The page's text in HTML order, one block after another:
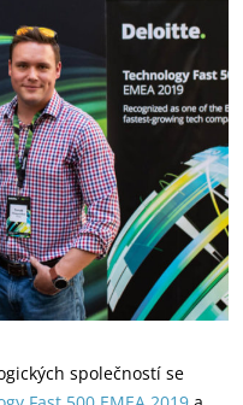
společností se